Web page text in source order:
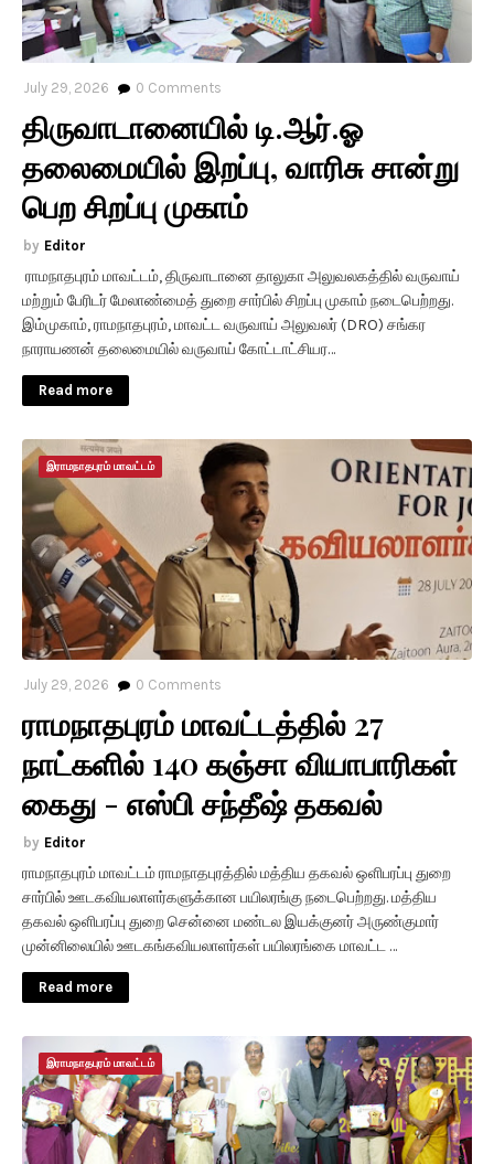
July 29, 2026 0 Comments
திருவாடானையில் டி.ஆர்.ஓ
தலைமையில் இறப்பு, வாரிசு சான்று
பெற சிறப்பு முகாம்
Editor
​ ராமநாதபுரம் மாவட்டம், திருவாடானை தாலுகா அலுவலகத்தில் வருவாய்
மற்றும் பேரிடர் மேலாண்மைத் துறை சார்பில் சிறப்பு முகாம் நடைபெற்றது.
இம்முகாம், ராமநாதபுரம், மாவட்ட வருவாய் அலுவலர் (DRO) சங்கர
நாராயணன் தலைமையில் வருவாய் கோட்டாட்சியர…
Read more
இராமநாதபுரம் மாவட்டம்
July 29, 2026 0 Comments
ராமநாதபுரம் மாவட்டத்தில் 27
நாட்களில் 140 கஞ்சா வியாபாரிகள்
கைது - எஸ்பி சந்தீஷ் தகவல்
Editor
ராமநாதபுரம் மாவட்டம் ராமநாதபுரத்தில் மத்திய தகவல் ஒளிபரப்பு துறை
சார்பில் ஊடகவியலாளர்களுக்கான பயிலரங்கு நடைபெற்றது. மத்திய
தகவல் ஒளிபரப்பு துறை சென்னை மண்டல இயக்குனர் அருண்குமார்
முன்னிலையில் ஊடகங்கவியலாளர்கள் பயிலரங்கை மாவட்ட …
Read more
இராமநாதபுரம் மாவட்டம்